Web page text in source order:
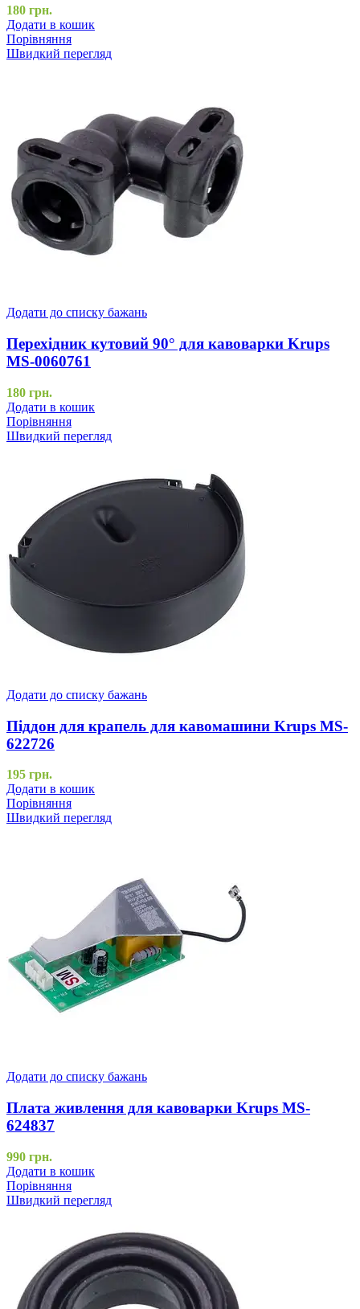
180 грн.
Додати в кошик
Порівняння
Швидкий перегляд
Додати до списку бажань
Перехідник кутовий 90° для кавоварки Krups
MS-0060761
180 грн.
Додати в кошик
Порівняння
Швидкий перегляд
Додати до списку бажань
Піддон для крапель для кавомашини Krups MS-
622726
195 грн.
Додати в кошик
Порівняння
Швидкий перегляд
Додати до списку бажань
Плата живлення для кавоварки Krups MS-
624837
990 грн.
Додати в кошик
Порівняння
Швидкий перегляд